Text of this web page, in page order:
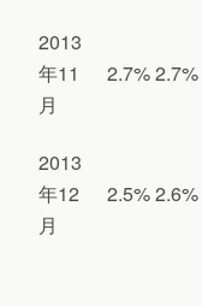
2013
年11
月
2.7%2.7%
2013
年12
月
2.5%2.6%